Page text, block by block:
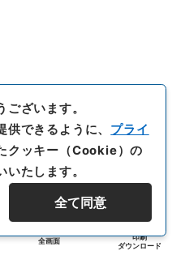
全画面
印刷
ダウンロード
ざいます。
できるように、 プライ
クッキー（Cookie）の
たします。
全て同意